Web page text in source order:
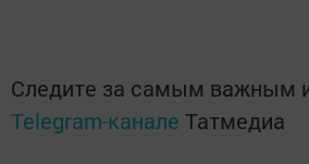
Следите за самым важным
Telegram-канале Татмедиа